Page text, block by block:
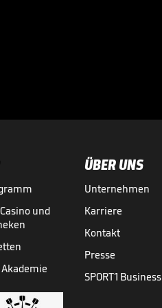
und
Akademie
ÜBER UNS
Unternehmen
Karriere
Kontakt
Presse
SPORT1 Business